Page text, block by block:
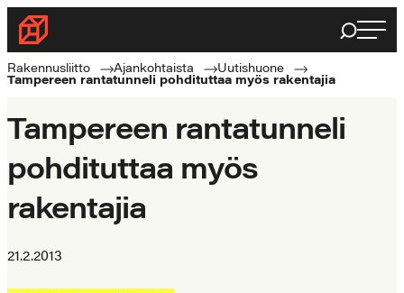
Siirry
suoraan
sisältöön
Rakennusliitto
Rakennusalan
ammattilaisten
Haku
Rakennusliitto Ajankohtaista
Uutishuone
Tampereen rantatunneli pohdituttaa myös rakentajia
Tampereen rantatunneli
pohdituttaa myös
rakentajia
21.2.2013